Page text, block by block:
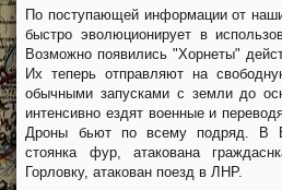
По поступающей информации от
быстро эволюционирует в
Возможно появились "Хорнеты"
Их теперь отправляют на
обычными запусками с земли до
интенсивно ездят военные и
Дроны бьют по всему подряд. В
стоянка фур, атакована
Горловку, атакован поезд в ЛНР.